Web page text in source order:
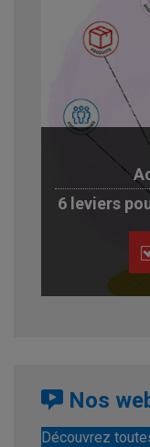
6 leviers
Nos
Découvrez